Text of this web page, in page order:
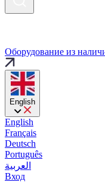
Оборудование из
English
English
Français
Deutsch
Português
العربية
Вход